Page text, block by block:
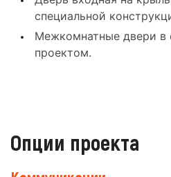
специальной
Межкомнатные двери в
проектом.
Опции проекта